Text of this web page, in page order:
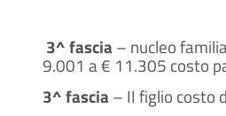
3^ fascia – nucleo
9.001 a € 11.305 costo
3^ fascia – II figlio costo